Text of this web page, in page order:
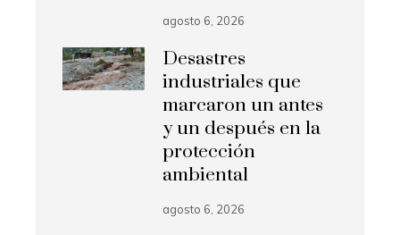
agosto 6, 2026
Desastres
industriales que
marcaron un antes
y un después en la
protección
ambiental
agosto 6, 2026